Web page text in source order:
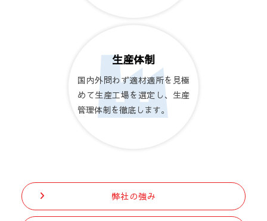
生産体制
国内外問わず適材適所を見極
めて生産工場を選定し、生産
管理体制を徹底します。
弊社の強み